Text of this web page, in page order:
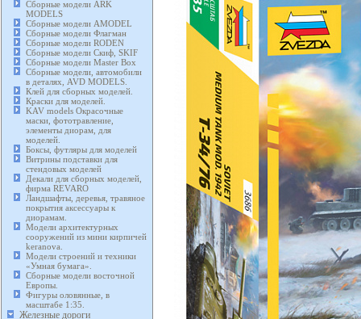
Сборные модели ARK
MODELS
Сборные модели AMODEL
Сборные модели Флагман
Сборные модели RODEN
Сборные модели Скиф, SKIF
Сборные модели Master Box
Сборные модели, автомобили
в деталях, AVD MODELS.
Клей для сборных моделей.
Краски для моделей.
KAV models Окрасочные
маски, фототравление,
элементы диорам, для
моделей.
Боксы, футляры для моделей
Витрины подставки для
стендовых моделей
Декали для сборных моделей,
фирма REVARO
Ландшафты, деревья, травяное
покрытия аксессуары к
диорамам.
Модели архитектурных
сооружений из мини кирпичей
keranova.
Модели строений и техники
«Умная бумага».
Сборные модели восточной
Европы.
Фигуры оловянные, в
масштабе 1:35.
Железные дороги